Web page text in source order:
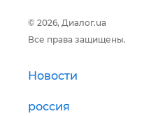
© 2026, Диалог.ua
Все права защищены.
Новости
россия